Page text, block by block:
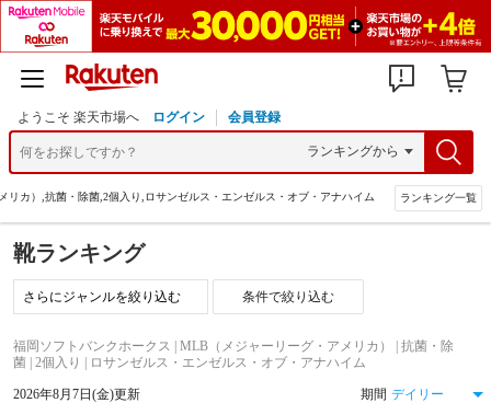
ようこそ 楽天市場へ ログイン 会員登録
カ）,抗菌・除菌,2個入り,ロサンゼルス・エンゼルス・オブ・アナハイム ランキング一覧
靴ランキング
条件で絞り込む
福岡ソフトバンクホークス | MLB（メジャーリーグ・アメリカ） | 抗菌・除
菌 | 2個入り | ロサンゼルス・エンゼルス・オブ・アナハイム
2026年8月7日(金)更新 期間